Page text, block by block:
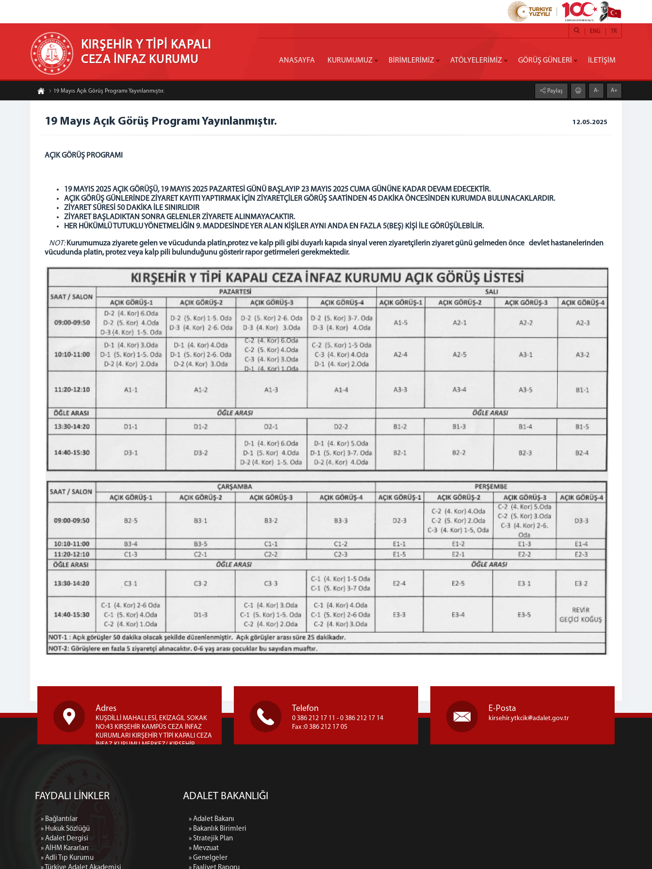
KIRŞEHİR Y TİPİ KAPALI
CEZA İNFAZ KURUMU
TR
ENG
ANASAYFA KURUMUMUZ BİRİMLERİMİZ ATÖLYELERİMİZ GÖRÜŞ GÜNLERİ İLETİŞİM
19 Mayıs Açık Görüş Programı Yayınlanmıştır. Paylaş A- A+
19 Mayıs Açık Görüş Programı Yayınlanmıştır. 12.05.2025
AÇIK GÖRÜŞ PROGRAMI
19 MAYIS 2025 AÇIK GÖRÜŞÜ, 19 MAYIS 2025 PAZARTESİ GÜNÜ BAŞLAYIP 23 MAYIS 2025 CUMA GÜNÜNE KADAR DEVAM EDECEKTİR.
AÇIK GÖRÜŞ GÜNLERİNDE ZİYARET KAYITI YAPTIRMAK İÇİN ZİYARETÇİLER GÖRÜŞ SAATİNDEN 45 DAKİKA ÖNCESİNDEN KURUMDA BULUNACAKLARDIR.
ZİYARET SÜRESİ 50 DAKİKA İLE SINIRLIDIR
ZİYARET BAŞLADIKTAN SONRA GELENLER ZİYARETE ALINMAYACAKTIR.
HER HÜKÜMLÜ TUTUKLU YÖNETMELİĞİN 9. MADDESİNDE YER ALAN KİŞİLER AYNI ANDA EN FAZLA 5(BEŞ) KİŞİ İLE GÖRÜŞÜLEBİLİR.
NOT: Kurumumuza ziyarete gelen ve vücudunda platin,protez ve kalp pili gibi duyarlı kapıda sinyal veren ziyaretçilerin ziyaret günü gelmeden önce devlet hastanelerinden
vücudunda platin, protez veya kalp pili bulunduğunu gösterir rapor getirmeleri gerekmektedir.
Adres
KUŞDİLLİ MAHALLESİ, EKİZAĞIL SOKAK
NO:43 KIRŞEHİR KAMPÜS CEZA İNFAZ
KURUMLARI KIRŞEHİR Y TİPİ KAPALI CEZA
İNFAZ KURUMU MERKEZ/ KIRŞEHİR
Telefon
0 386 212 17 11 - 0 386 212 17 14
Fax :0 386 212 17 05
E-Posta
kirsehir.ytkcik adalet.gov.tr
FAYDALI LİNKLER
» Bağlantılar
» Hukuk Sözlüğü
» Adalet Dergisi
» AİHM Kararları
» Adli Tıp Kurumu
ADALET BAKANLIĞI
» Adalet Bakanı
» Bakanlık Birimleri
» Stratejik Plan
» Mevzuat
» Genelgeler